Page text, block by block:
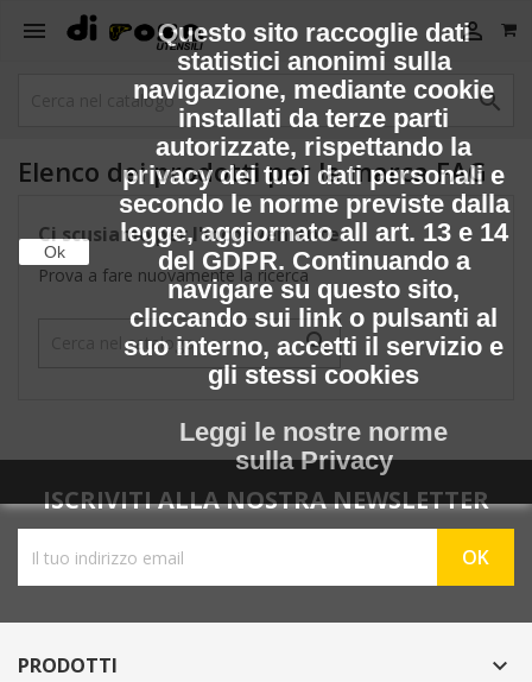
 

Elenco dei prodotti per la marca FAG
Ci scusiamo per l'inconveniente.
Prova a fare nuovamente la ricerca

ISCRIVITI ALLA NOSTRA NEWSLETTER
PRODOTTI 
Ok
Questo sito raccoglie dati
statistici anonimi sulla
navigazione, mediante cookie
installati da terze parti
autorizzate, rispettando la
privacy dei tuoi dati personali e
secondo le norme previste dalla
legge, aggiornato all art. 13 e 14
del GDPR. Continuando a
navigare su questo sito,
cliccando sui link o pulsanti al
suo interno, accetti il servizio e
gli stessi cookies
Leggi le nostre norme
sulla Privacy